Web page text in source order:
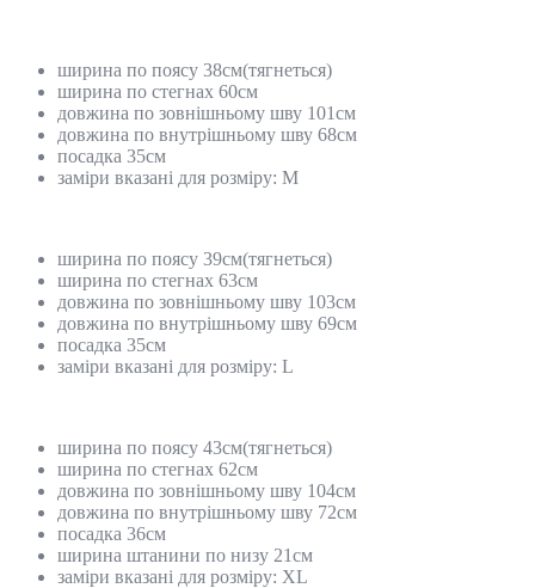
ширина по поясу 38см(тягнеться)
ширина по стегнах 60см
довжина по зовнішньому шву 101см
довжина по внутрішньому шву 68см
посадка 35см
заміри вказані для розміру: М
ширина по поясу 39см(тягнеться)
ширина по стегнах 63см
довжина по зовнішньому шву 103см
довжина по внутрішньому шву 69см
посадка 35см
заміри вказані для розміру: L
ширина по поясу 43см(тягнеться)
ширина по стегнах 62см
довжина по зовнішньому шву 104см
довжина по внутрішньому шву 72см
посадка 36см
ширина штанини по низу 21см
заміри вказані для розміру: ХL